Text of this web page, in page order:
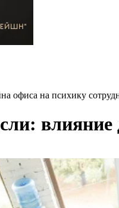
офиса на психику
влияние